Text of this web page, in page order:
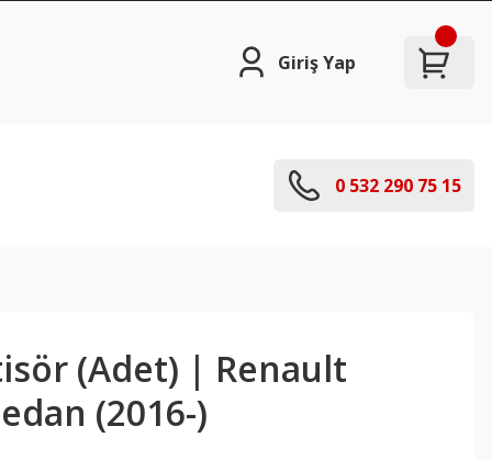
Giriş Yap
0 532 290 75 15
(Adet) | Renault
(2016-)